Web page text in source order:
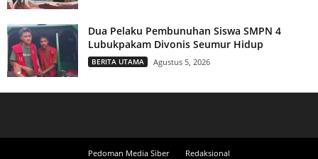
Dua Pelaku Pembunuhan Siswa SMPN 4
Lubukpakam Divonis Seumur Hidup
BERITA UTAMA Agustus 5, 2026
Pedoman Media Siber Redaksional